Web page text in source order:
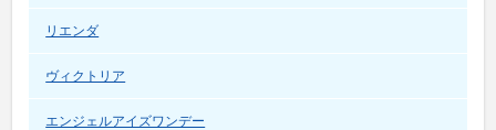
リエンダ
ヴィクトリア
エンジェルアイズワンデー